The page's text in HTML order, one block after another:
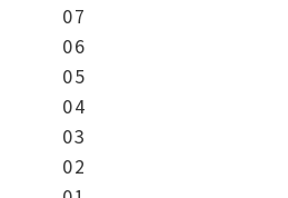
07
06
05
04
03
02